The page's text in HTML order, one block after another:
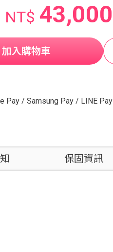
NT$ 43,000
加入購物車
Pay / Samsung Pay / LINE Pay
保固資訊